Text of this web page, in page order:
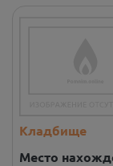
Кладбище
Место